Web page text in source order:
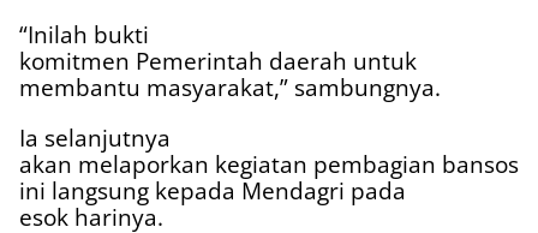
“Inilah bukti
komitmen Pemerintah daerah untuk
membantu masyarakat,” sambungnya.
Ia selanjutnya
akan melaporkan kegiatan pembagian bansos
ini langsung kepada Mendagri pada
esok harinya.